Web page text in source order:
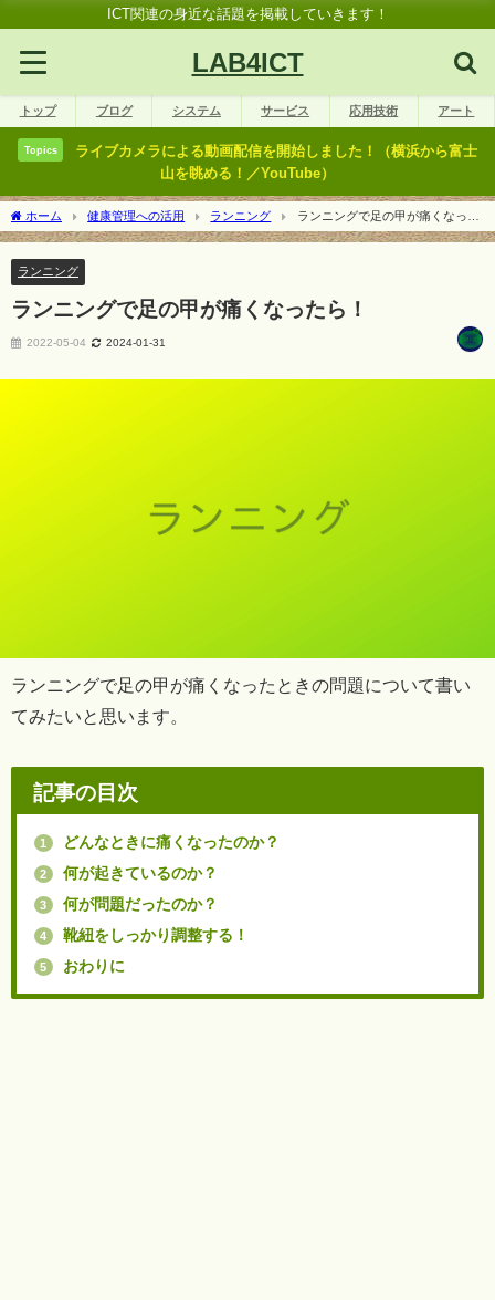
ICT関連の身近な話題を掲載していきます！
LAB4ICT
トップ ブログ システム サービス 応用技術 アート
Topics
ライブカメラによる動画配信を開始しました！（横浜から富士
山を眺める！／YouTube）
ホーム 健康管理への活用 ランニング
ランニングで足の甲が痛くなった
ら！
ランニング
ランニングで足の甲が痛くなったら！
2022-05-04 2024-01-31
ランニングで足の甲が痛くなったときの問題について書い
てみたいと思います。
記事の目次
1 どんなときに痛くなったのか？
2 何が起きているのか？
3 何が問題だったのか？
4 靴紐をしっかり調整する！
5 おわりに